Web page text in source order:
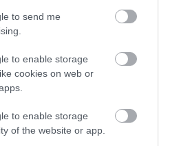
to send me
to enable storage
cookies on web or
to enable storage
of the website or app.
folytató
1500
aluli gyermek számára